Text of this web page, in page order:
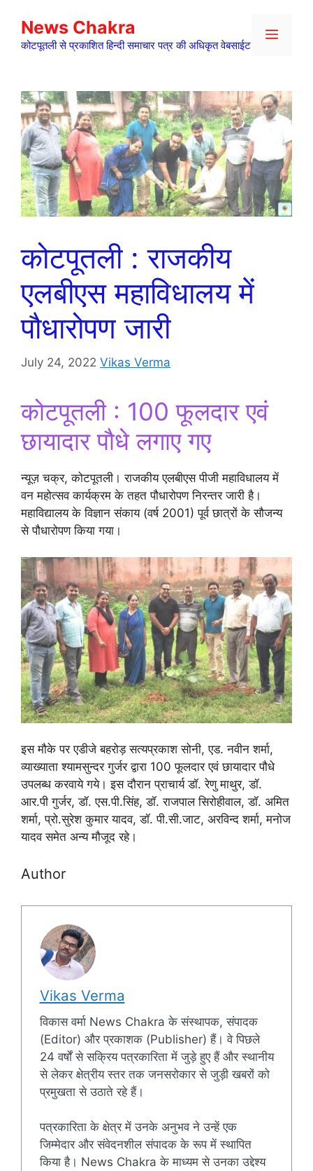
content
News Chakra
कोटपूतली से प्रकाशित हिन्दी समाचार पत्र की अधिकृत वेबसाईट
Menu
कोटपूतली : राजकीय
एलबीएस महाविधालय में
पौधारोपण जारी
July 24, 2022 Vikas Verma
कोटपूतली : 100 फूलदार एवं
छायादार पौधे लगाए गए
न्यूज़ चक्र, कोटपूतली। राजकीय एलबीएस पीजी महाविधालय में
वन महोत्सव कार्यक्रम के तहत पौधारोपण निरन्तर जारी है।
महाविद्यालय के विज्ञान संकाय (वर्ष 2001) पूर्व छात्रों के सौजन्य
से पौधारोपण किया गया।
इस मौके पर एडीजे बहरोड़ सत्यप्रकाश सोनी, एड. नवीन शर्मा,
व्याख्याता श्यामसुन्दर गुर्जर द्वारा 100 फूलदार एवं छायादार पौधे
उपलब्ध करवाये गये। इस दौरान प्राचार्य डॉ. रेणु माथुर, डॉ.
आर.पी गुर्जर, डॉ. एस.पी.सिंह, डॉ. राजपाल सिरोहीवाल, डॉ. अमित
शर्मा, प्रो.सुरेश कुमार यादव, डॉ. पी.सी.जाट, अरविन्द शर्मा, मनोज
यादव समेत अन्य मौजूद रहे।
Author
Vikas Verma
विकास वर्मा News Chakra के संस्थापक, संपादक
(Editor) और प्रकाशक (Publisher) हैं। वे पिछले
24 वर्षों से सक्रिय पत्रकारिता में जुड़े हुए हैं और स्थानीय
से लेकर क्षेत्रीय स्तर तक जनसरोकार से जुड़ी खबरों को
प्रमुखता से उठाते रहे हैं।
पत्रकारिता के क्षेत्र में उनके अनुभव ने उन्हें एक
जिम्मेदार और संवेदनशील संपादक के रूप में स्थापित
किया है। News Chakra के माध्यम से उनका उद्देश्य